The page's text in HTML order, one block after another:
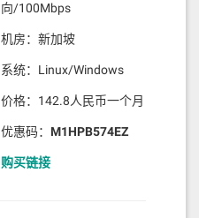
向/100Mbps
机房：新加坡
系统：Linux/Windows
价格：142.8人民币一个月
优惠码： M1HPB574EZ
购买链接